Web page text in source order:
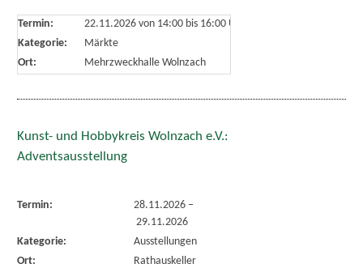
Termin: 22.11.2026 von 14:00bis 16:00 Uhr
Kategorie:
Märkte
Ort:
Mehrzweckhalle Wolnzach
Kunst- und Hobbykreis Wolnzach e.V.:
Adventsausstellung
Termin: 28.11.2026–
29.11.2026
Kategorie:
Ausstellungen
Ort:
Rathauskeller